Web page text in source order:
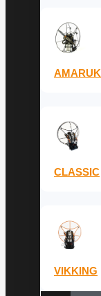
AMARUK
CLASSIC
VIKKING